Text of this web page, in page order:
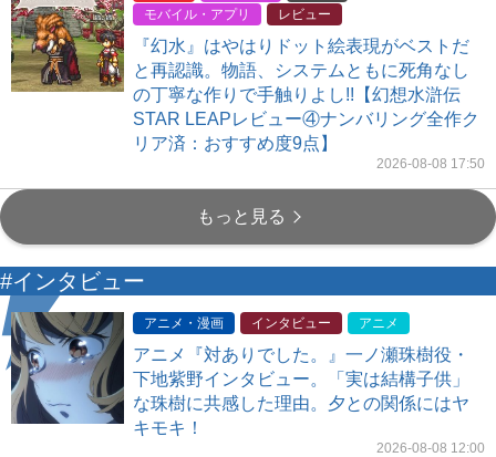
モバイル・アプリ
レビュー
『幻水』はやはりドット絵表現がベストだ
と再認識。物語、システムともに死角なし
の丁寧な作りで手触りよし!!【幻想水滸伝
STAR LEAPレビュー④ナンバリング全作ク
リア済：おすすめ度9点】
2026-08-08 17:50
もっと見る
#インタビュー
アニメ・漫画 インタビュー アニメ
アニメ『対ありでした。』一ノ瀬珠樹役・
下地紫野インタビュー。「実は結構子供」
な珠樹に共感した理由。夕との関係にはヤ
キモキ！
2026-08-08 12:00